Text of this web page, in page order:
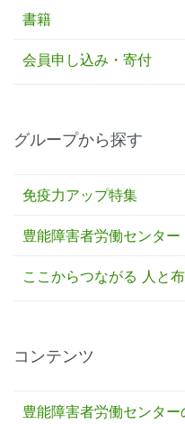
書籍
会員申し込み・寄付
グループから探す
免疫力アップ特集
豊能障害者労働センタ
ここからつながる 人と
コンテンツ
豊能障害者労働センター